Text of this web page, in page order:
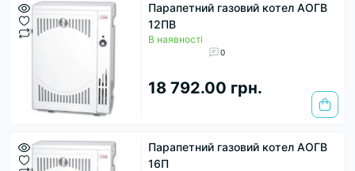
Парапетний газовий котел АОГВ
12ПВ
В наявності
0
18 792.00 грн.
Парапетний газовий котел АОГВ
16П